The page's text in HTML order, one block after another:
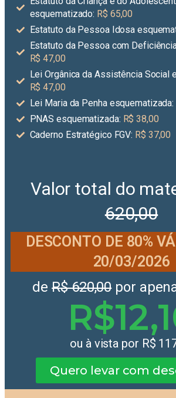
esquematizado: R$ 65,00
Estatuto da Pessoa Idosa
Estatuto da Pessoa com
R$ 47,00
Lei Orgânica da Assistência Social
R$ 47,00
Lei Maria da Penha esquematizada:
PNAS esquematizada: R$ 38,00
Caderno Estratégico FGV: R$ 37,00
Valor total do
620,00
DESCONTO DE 80%
20/03/2026
deR$ 620,00por
ou à vista por R$
Quero levar com